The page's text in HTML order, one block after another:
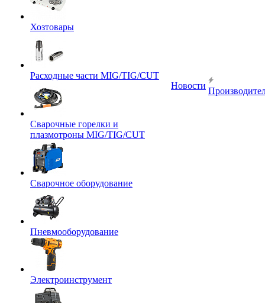
Хозтовары
Расходные части MIG/TIG/CUT
Сварочные горелки и
плазмотроны MIG/TIG/CUT
Сварочное оборудование
Пневмооборудование
Электроинструмент
Новости